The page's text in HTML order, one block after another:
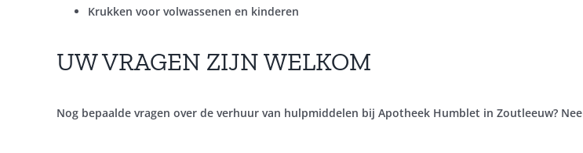
Krukken voor volwassenen en kinderen
UW VRAGEN ZIJN WELKOM
Nog bepaalde vragen over de verhuur van hulpmiddelen bij Apotheek Humblet in Zoutleeuw?